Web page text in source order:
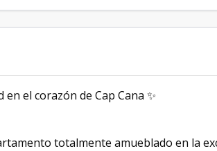
el corazón de Cap Cana ✨
totalmente amueblado en la